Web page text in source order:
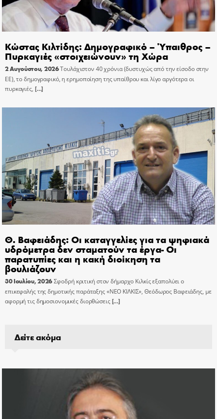
Κώστας Κιλτίδης: Δημογραφικό – Ύπαιθρος –
Πυρκαγιές «στοιχειώνουν» τη Χώρα
2 Αυγούστου, 2026Τουλάχιστον 40 χρόνια (δυστυχώς από την είσοδο στην
ΕΕ), το δημογραφικό, η ερημοποίηση της υπαίθρου και λίγο αργότερα οι
πυρκαγιές, […]
Θ. Βαφειάδης: Οι καταγγελίες για τα ψηφιακά
υδρόμετρα δεν σταματούν τα έργα- Οι
παρατυπίες και η κακή διοίκηση τα
βουλιάζουν
30 Ιουλίου, 2026Σφοδρή κριτική στον δήμαρχο Κιλκίς εξαπολύει ο
επικεφαλής της δημοτικής παράταξης «ΝΕΟ ΚΙΛΚΙΣ», Θεόδωρος Βαφειάδης, με
αφορμή τις δημοσιονομικές διορθώσεις[…]
Δείτε ακόμα